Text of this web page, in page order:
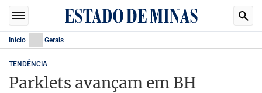
Início Gerais
TENDÊNCIA
Parklets avançam em BH